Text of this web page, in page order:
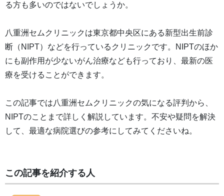
る方も多いのではないでしょうか。
八重洲セムクリニックは東京都中央区にある新型出生前診
断（NIPT）などを行っているクリニックです。NIPTのほか
にも副作用が少ないがん治療なども行っており、最新の医
療を受けることができます。
この記事では八重洲セムクリニックの気になる評判から、
NIPTのことまで詳しく解説しています。不安や疑問を解決
して、最適な病院選びの参考にしてみてくださいね。
この記事を紹介する人